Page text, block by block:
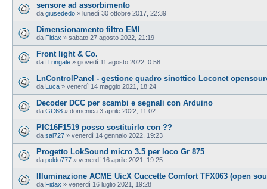
sensore ad assorbimento
da giusededo » lunedì 30 ottobre 2017, 22:39
Dimensionamento filtro EMI
da Fidax » sabato 27 agosto 2022, 21:19
Front light & Co.
da fTringale » giovedì 11 agosto 2022, 0:58
LnControlPanel - gestione quadro sinottico Loconet
da Luca » venerdì 14 maggio 2021, 18:24
Decoder DCC per scambi e segnali con Arduino
da GC68 » domenica 3 aprile 2022, 11:02
PIC16F1519 posso sostituirlo con ??
da sal727 » venerdì 14 gennaio 2022, 19:23
Progetto LokSound micro 3.5 per loco Gr 875
da poldo777 » venerdì 16 aprile 2021, 19:25
Illuminazione ACME UicX Cuccette Comfort TFX063 (open
da Fidax » venerdì 16 luglio 2021, 19:28